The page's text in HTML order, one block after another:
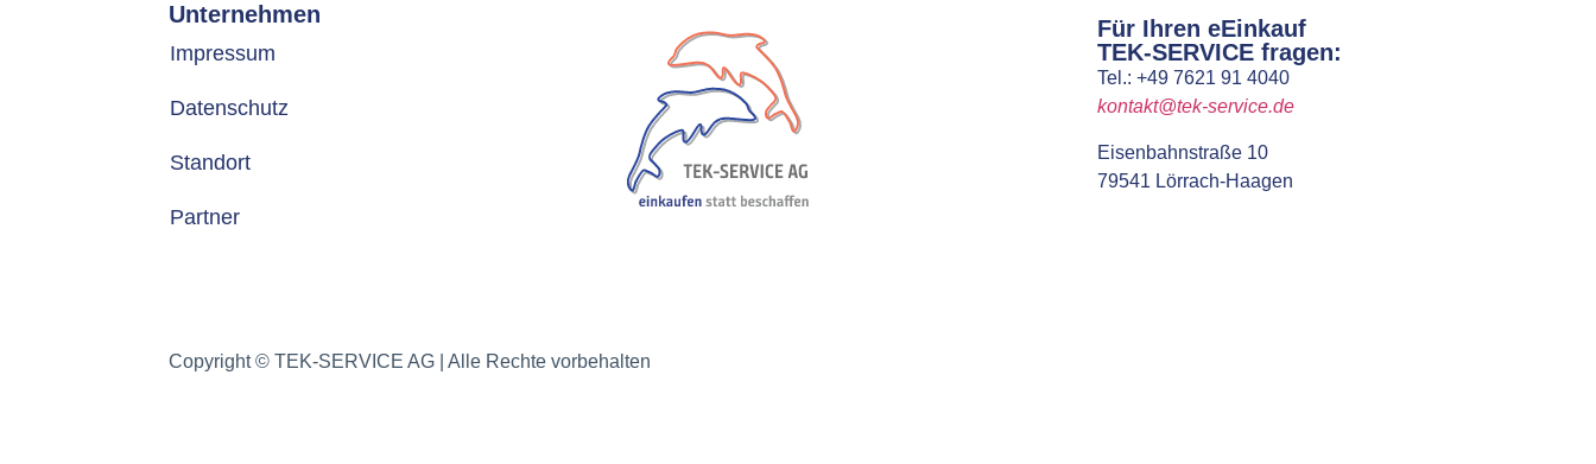
Unternehmen
Impressum
Datenschutz
Standort
Partner
Für Ihren eEinkauf
TEK-SERVICE fragen:
Tel.: +49 7621 91 4040
kontakt@tek-service.de
Eisenbahnstraße 10
79541 Lörrach-Haagen
Copyright © TEK-SERVICE AG | Alle Rechte vorbehalten